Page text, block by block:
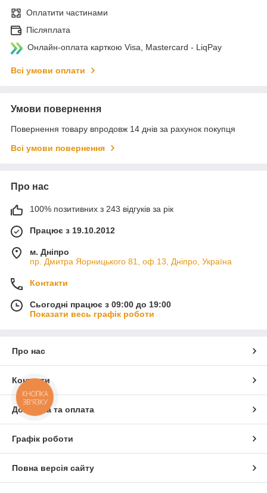
Оплатити частинами
Післяплата
Онлайн-оплата карткою Visa, Mastercard - LiqPay
Всі умови оплати
Умови повернення
Повернення товару впродовж 14 днів за рахунок покупця
Всі умови повернення
Про нас
100% позитивних з 243 відгуків за рік
Працює з 19.10.2012
м. Дніпро
пр. Дмитра Яорницького 81, оф.13, Дніпро, Україна
Контакти
Сьогодні працює з 09:00 до 19:00
Показати весь графік роботи
Про нас
Контакти
Доставка та оплата
Графік роботи
Повна версія сайту
КНОПКА
ЗВ'ЯЗКУ